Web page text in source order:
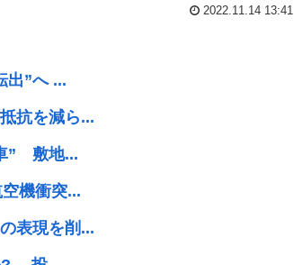
2022.11.14 13:41
出”へ ...
抗を減ら...
” 敷地...
機衝突...
表現を削...